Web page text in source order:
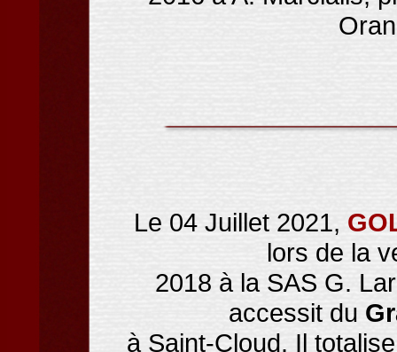
Le 04 Juillet 2021,
lors de la
2018 à la SAS G.
accessit du
à Saint-Cloud. Il